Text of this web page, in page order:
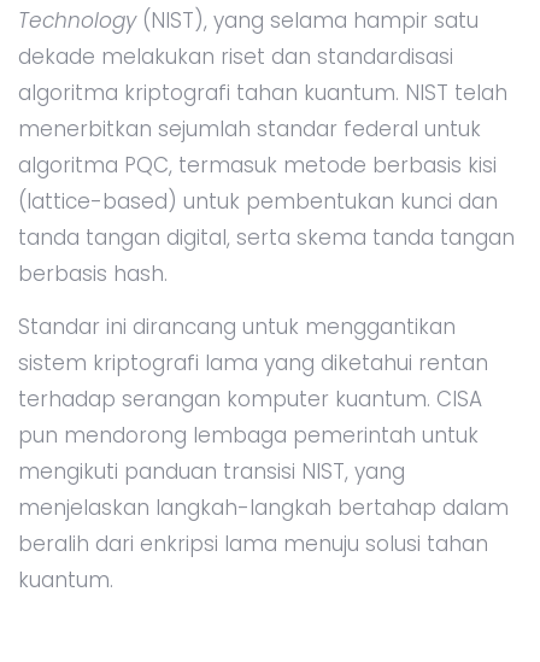
Technology (NIST), yang selama hampir satu
dekade melakukan riset dan standardisasi
algoritma kriptografi tahan kuantum. NIST telah
menerbitkan sejumlah standar federal untuk
algoritma PQC, termasuk metode berbasis kisi
(lattice-based) untuk pembentukan kunci dan
tanda tangan digital, serta skema tanda tangan
berbasis hash.
Standar ini dirancang untuk menggantikan
sistem kriptografi lama yang diketahui rentan
terhadap serangan komputer kuantum. CISA
pun mendorong lembaga pemerintah untuk
mengikuti panduan transisi NIST, yang
menjelaskan langkah-langkah bertahap dalam
beralih dari enkripsi lama menuju solusi tahan
kuantum.